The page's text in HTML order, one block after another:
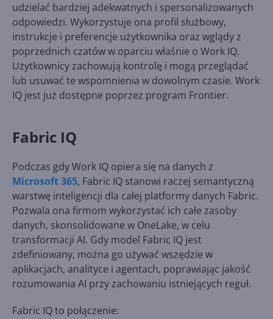
udzielać bardziej adekwatnych i spersonalizowanych
odpowiedzi. Wykorzystuje ona profil służbowy,
instrukcje i preferencje użytkownika oraz wglądy z
poprzednich czatów w oparciu właśnie o Work IQ.
Użytkownicy zachowują kontrolę i mogą przeglądać
lub usuwać te wspomnienia w dowolnym czasie. Work
IQ jest już dostępne poprzez program Frontier.
Fabric IQ
Podczas gdy Work IQ opiera się na danych z
Microsoft 365, Fabric IQ stanowi raczej semantyczną
warstwę inteligencji dla całej platformy danych Fabric.
Pozwala ona firmom wykorzystać ich całe zasoby
danych, skonsolidowane w OneLake, w celu
transformacji AI. Gdy model Fabric IQ jest
zdefiniowany, można go używać wszędzie w
aplikacjach, analityce i agentach, poprawiając jakość
rozumowania AI przy zachowaniu istniejących reguł.
Fabric IQ to połączenie: